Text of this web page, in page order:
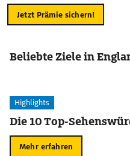
Jetzt Prämie sichern!
Beliebte Ziele in
Highlights
Die 10 Top-
Mehr erfahren